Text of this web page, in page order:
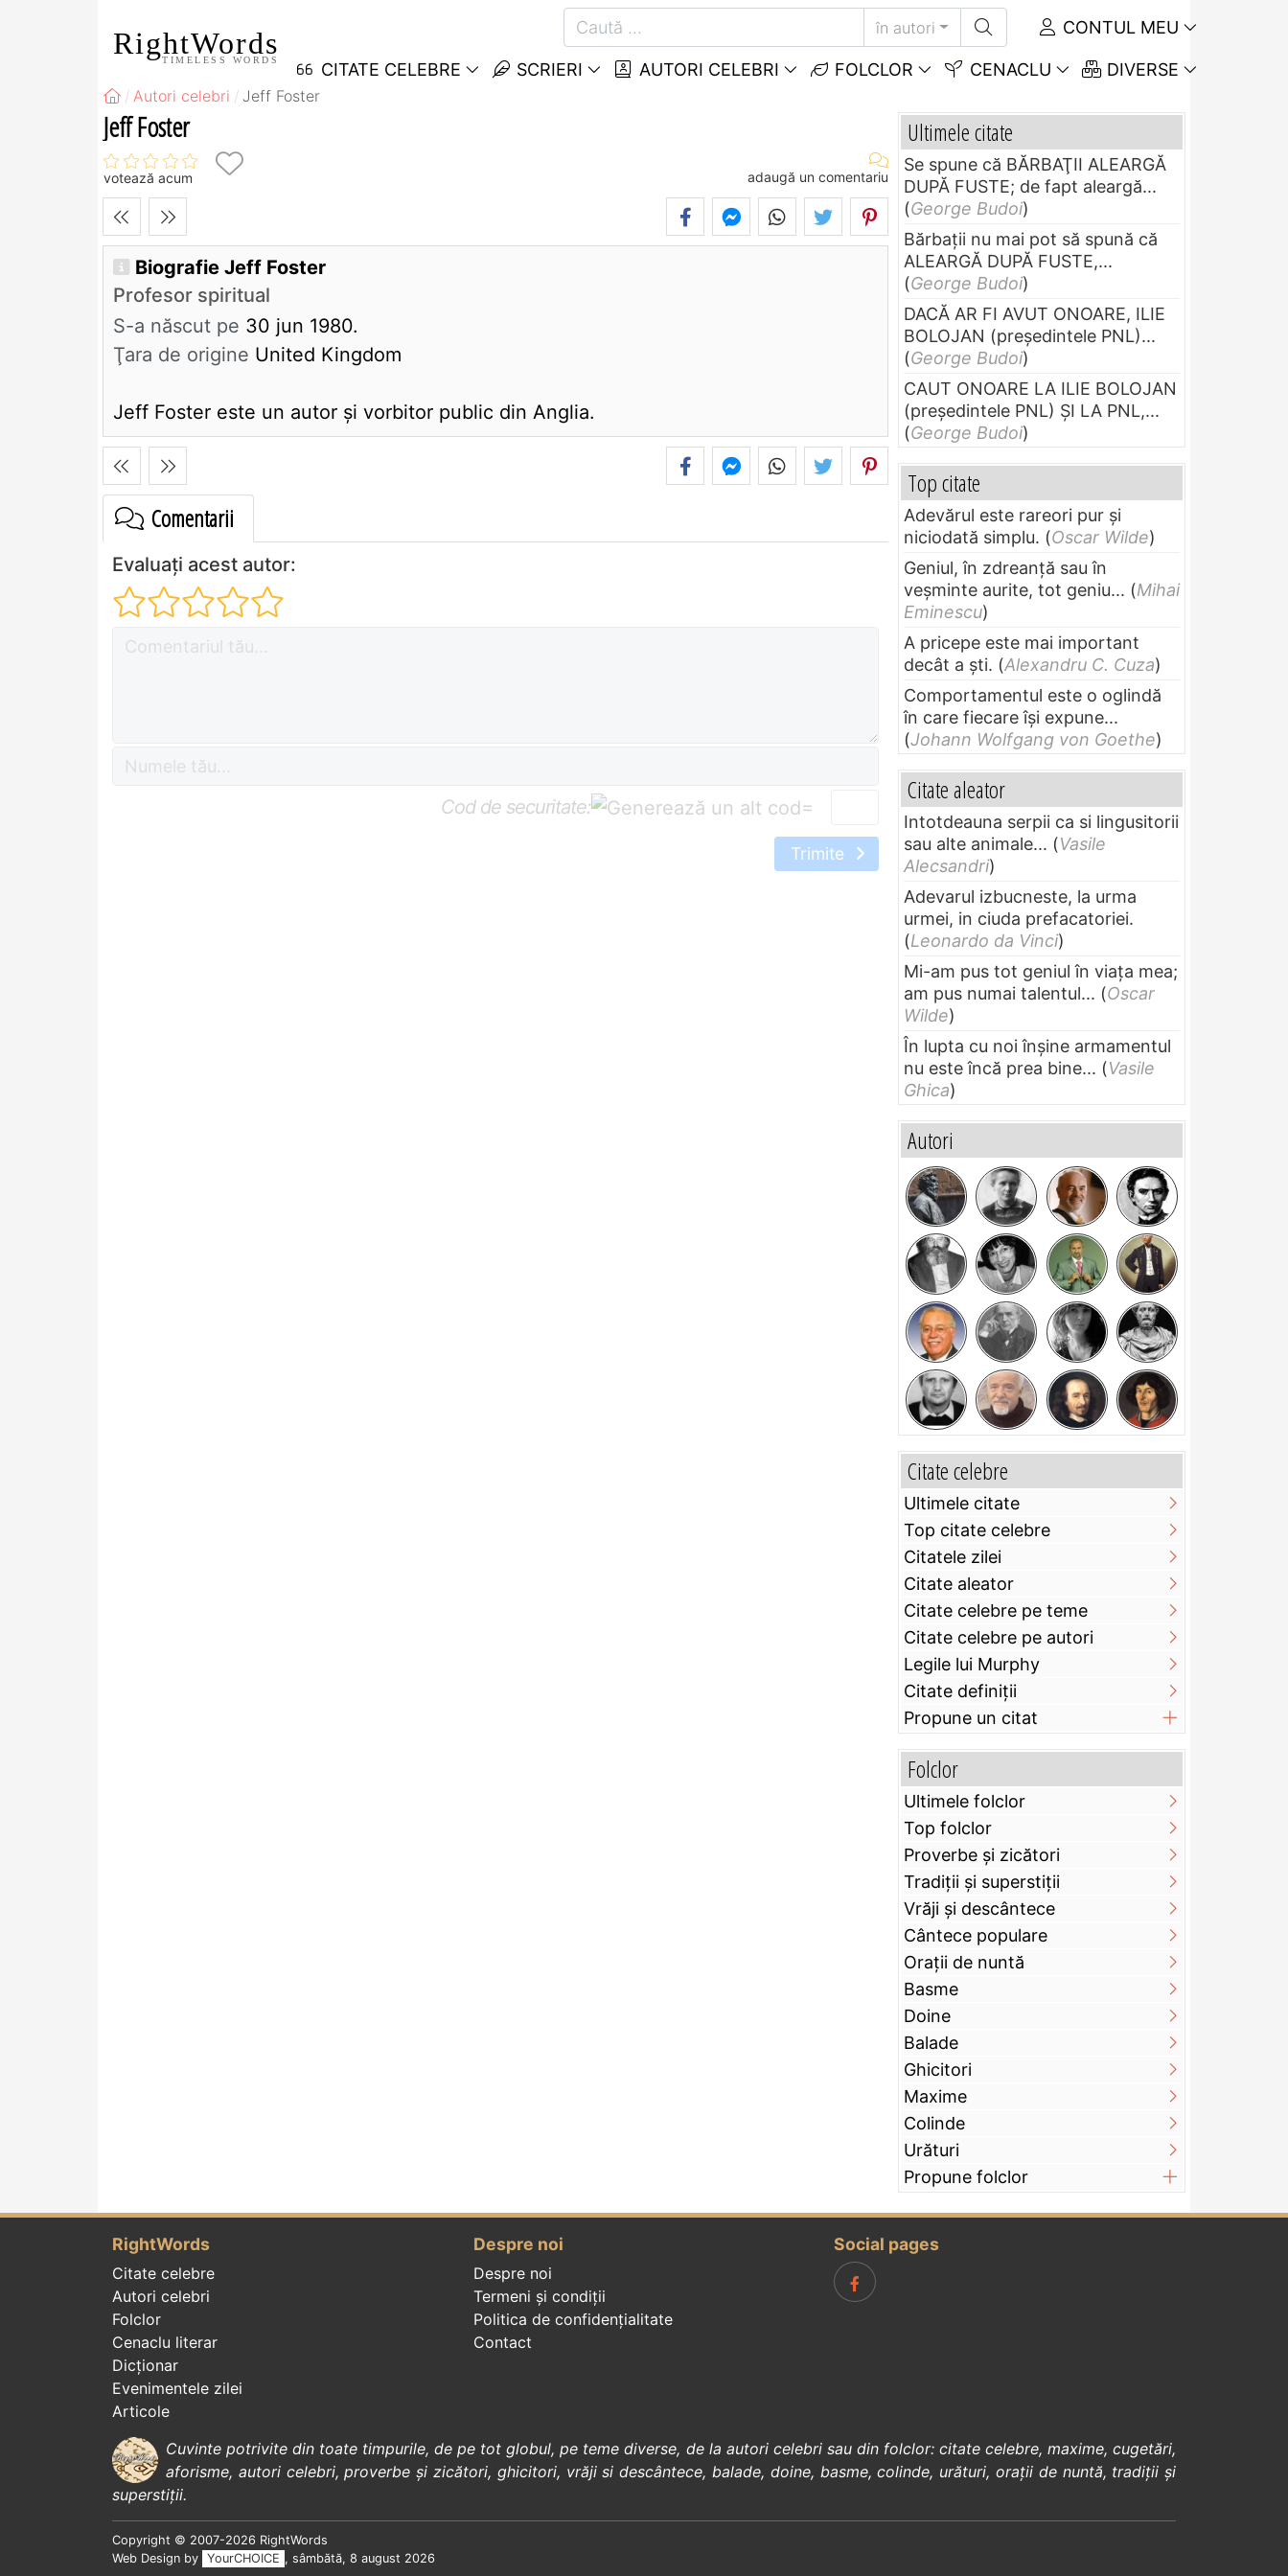
RightWords
TIMELESS WORDS
în autori CONTUL MEU
CITATE CELEBRE SCRIERI AUTORI CELEBRI FOLCLOR CENACLU DIVERSE
Autori celebri Jeff Foster
Jeff Foster
votează acum adaugă un comentariu
Biografie Jeff Foster
Profesor spiritual
S-a născut pe 30 jun 1980.
Ţara de origine United Kingdom
Jeff Foster este un autor și vorbitor public din Anglia.
Comentarii
Evaluați acest autor:
Cod de securitate: =
Trimite
Ultimele citate
Se spune că BĂRBAŢII ALEARGĂ
DUPĂ FUSTE; de fapt aleargă...
(George Budoi)
Bărbaţii nu mai pot să spună că
ALEARGĂ DUPĂ FUSTE,...
(George Budoi)
DACĂ AR FI AVUT ONOARE, ILIE
BOLOJAN (preşedintele PNL)...
(George Budoi)
CAUT ONOARE LA ILIE BOLOJAN
(preşedintele PNL) ŞI LA PNL,...
(George Budoi)
Top citate
Adevărul este rareori pur și
niciodată simplu. (Oscar Wilde)
Geniul, în zdreanţă sau în
veşminte aurite, tot geniu... (Mihai
Eminescu)
A pricepe este mai important
decât a ști. (Alexandru C. Cuza)
Comportamentul este o oglindă
în care fiecare își expune...
(Johann Wolfgang von Goethe)
Citate aleator
Intotdeauna serpii ca si lingusitorii
sau alte animale... (Vasile
Alecsandri)
Adevarul izbucneste, la urma
urmei, in ciuda prefacatoriei.
(Leonardo da Vinci)
Mi-am pus tot geniul în viața mea;
am pus numai talentul... (Oscar
Wilde)
În lupta cu noi înșine armamentul
nu este încă prea bine... (Vasile
Ghica)
Autori
Citate celebre
Ultimele citate
Top citate celebre
Citatele zilei
Citate aleator
Citate celebre pe teme
Citate celebre pe autori
Legile lui Murphy
Citate definiţii
Propune un citat
Folclor
Ultimele folclor
Top folclor
Proverbe și zicători
Tradiții și superstiții
Vrăji și descântece
Cântece populare
Orații de nuntă
Basme
Doine
Balade
Ghicitori
Maxime
Colinde
Urături
Propune folclor
RightWords
Citate celebre
Autori celebri
Folclor
Cenaclu literar
Dicționar
Evenimentele zilei
Articole
Despre noi
Despre noi
Termeni și condiții
Politica de confidenţialitate
Contact
Social pages
Cuvinte potrivite din toate timpurile, de pe tot globul, pe teme diverse, de la autori celebrisau din folclor: citate celebre, maxime,cugetări,
aforisme, autori celebri,proverbe și zicători, ghicitori, vrăji si descântece, balade, doine, basme,colinde, urături, orații de nuntă, tradiții și
superstiții.
Copyright © 2007-2026 RightWords
Web Design by
YourCHOICE , sâmbătă, 8 august 2026